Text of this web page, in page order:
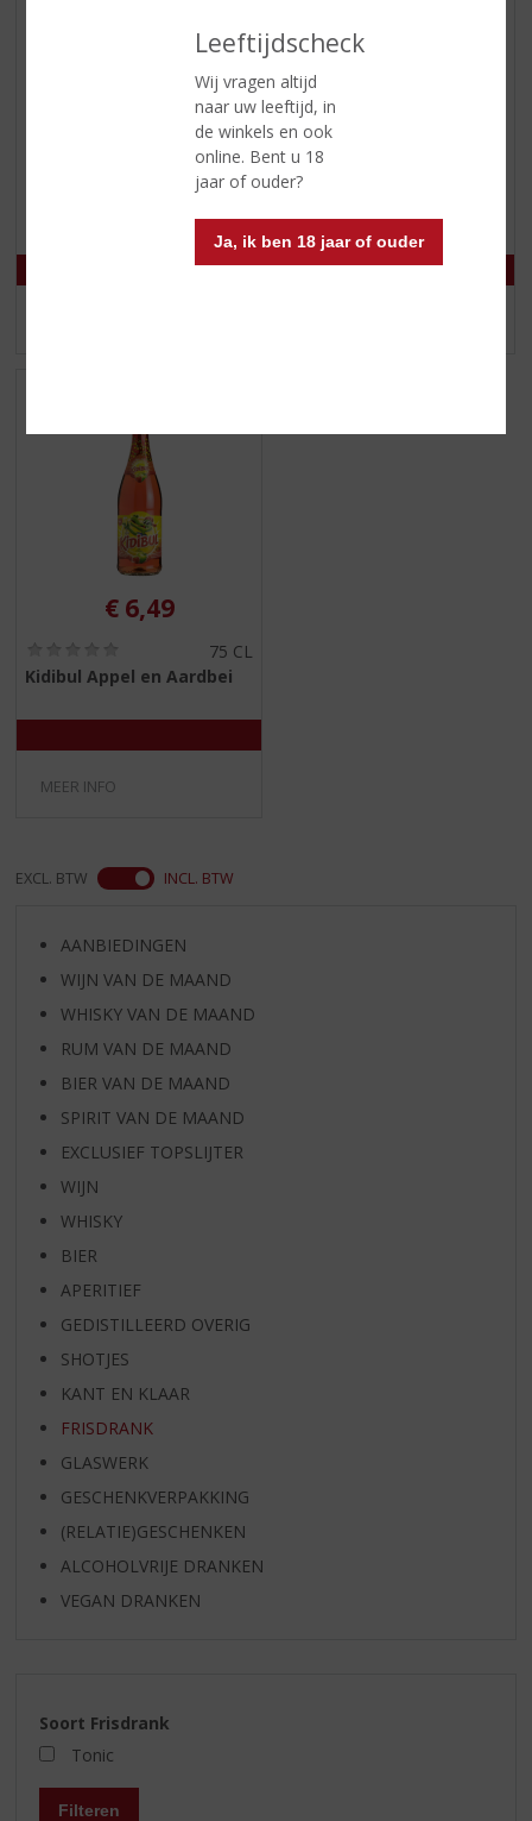
Leeftijdscheck
Wij vragen altijd
naar uw leeftijd, in
de winkels en ook
online. Bent u 18
jaar of ouder?
Ja, ik ben 18 jaar of ouder
80 CL
Franklin & Sons Premium
5
)
Kidibul
€ 6,49
,
/
75 CL
Kidibul Appel en Aardbei
MEER INFO
EXCL. BTW INCL. BTW
AANBIEDINGEN
WIJN VAN DE MAAND
WHISKY VAN DE MAAND
RUM VAN DE MAAND
BIER VAN DE MAAND
SPIRIT VAN DE MAAND
EXCLUSIEF TOPSLIJTER
WIJN
WHISKY
BIER
APERITIEF
GEDISTILLEERD OVERIG
SHOTJES
KANT EN KLAAR
FRISDRANK
GLASWERK
GESCHENKVERPAKKING
(RELATIE)GESCHENKEN
ALCOHOLVRIJE DRANKEN
VEGAN DRANKEN
Soort Frisdrank
Tonic
Filteren